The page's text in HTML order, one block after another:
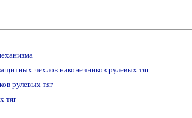
чехлов наконечников рулевых тяг
рулевых тяг
тяг